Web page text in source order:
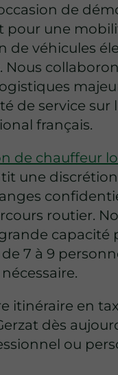
de
pour une
de véhicules
de service sur
français.
de chauffeur
une
routier.
capacité
7 à 9
itinéraire en
dès
ou